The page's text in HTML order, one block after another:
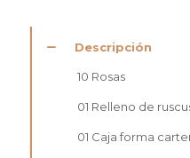
Descripción
10 Rosas
01 Relleno de
01 Caja forma